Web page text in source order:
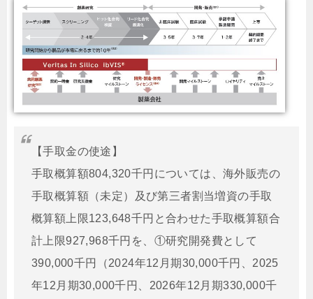
【手取金の使途】
手取概算額804,320千円については、海外販売の
手取概算額（未定）及び第三者割当増資の手取
概算額上限123,648千円と合わせた手取概算額合
計上限927,968千円を、①研究開発費として
390,000千円（2024年12月期30,000千円、2025
年12月期30,000千円、2026年12月期330,000千